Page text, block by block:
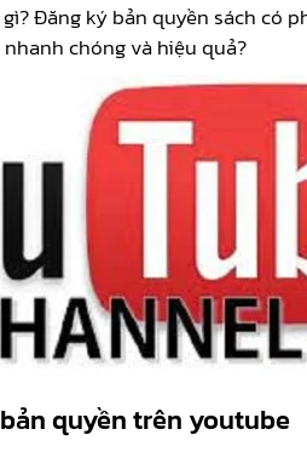
Đăng ký bản quyền sách có
chóng và hiệu quả?
quyền trên youtube